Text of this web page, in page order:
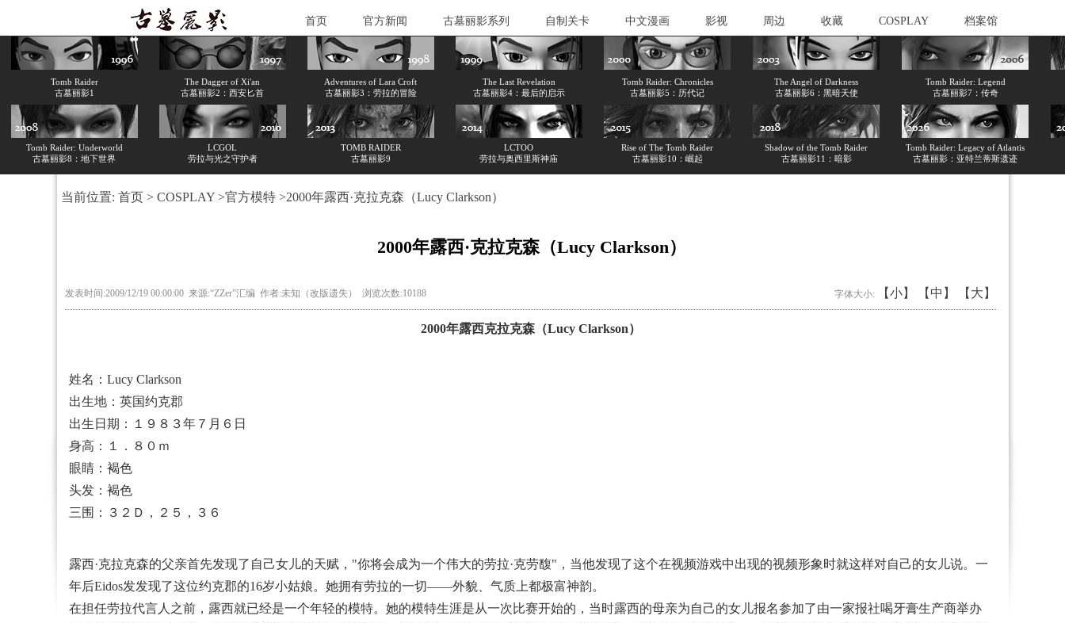
首页 官方新闻 古墓丽影系列 自制关卡 中文漫画 影视 周边 收藏 COSPLAY 档案馆
Tomb Raider
古墓丽影1
The Dagger of Xi'an
古墓丽影2：西安匕首
Adventures of Lara Croft
古墓丽影3：劳拉的冒险
The Last Revelation
古墓丽影4：最后的启示
Tomb Raider: Chronicles
古墓丽影5：历代记
The Angel of Darkness
古墓丽影6：黑暗天使
Tomb Raider: Legend
古墓丽影7：传奇
Tomb Raider: Underworld
古墓丽影8：地下世界
LCGOL
劳拉与光之守护者
TOMB RAIDER
古墓丽影9
LCTOO
劳拉与奥西里斯神庙
Rise of The Tomb Raider
古墓丽影10：崛起
Shadow of the Tomb Raider
古墓丽影11：暗影
Tomb Raider: Legacy of Atlantis
古墓丽影：亚特兰蒂斯遗迹
当前位置: 首页 > COSPLAY >官方模特 >2000年露西·克拉克森（Lucy Clarkson）
2000年露西·克拉克森（Lucy Clarkson）
发表时间:2009/12/19 00:00:00 来源:“ZZer”汇编 作者:未知（改版遗失） 浏览次数:10188 字体大小: 【小】 【中】 【大】
2000年露西克拉克森（Lucy Clarkson）
姓名：Lucy Clarkson
出生地：英国约克郡
出生日期：１９８３年７月６日
身高：１．８０ｍ
眼睛：褐色
头发：褐色
三围：３２Ｄ，２５，３６
露西·克拉克森的父亲首先发现了自己女儿的天赋，"你将会成为一个伟大的劳拉·克劳馥"，当他发现了这个在视频游戏中出现的视频形象时就这样对自己的女儿说。一
年后Eidos发发现了这位约克郡的16岁小姑娘。她拥有劳拉的一切——外貌、气质上都极富神韵。
在担任劳拉代言人之前，露西就已经是一个年轻的模特。她的模特生涯是从一次比赛开始的，当时露西的母亲为自己的女儿报名参加了由一家报社喝牙膏生产商举办